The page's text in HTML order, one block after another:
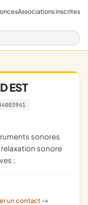
Associations inscrites
EST
sonore
;
un contact ->